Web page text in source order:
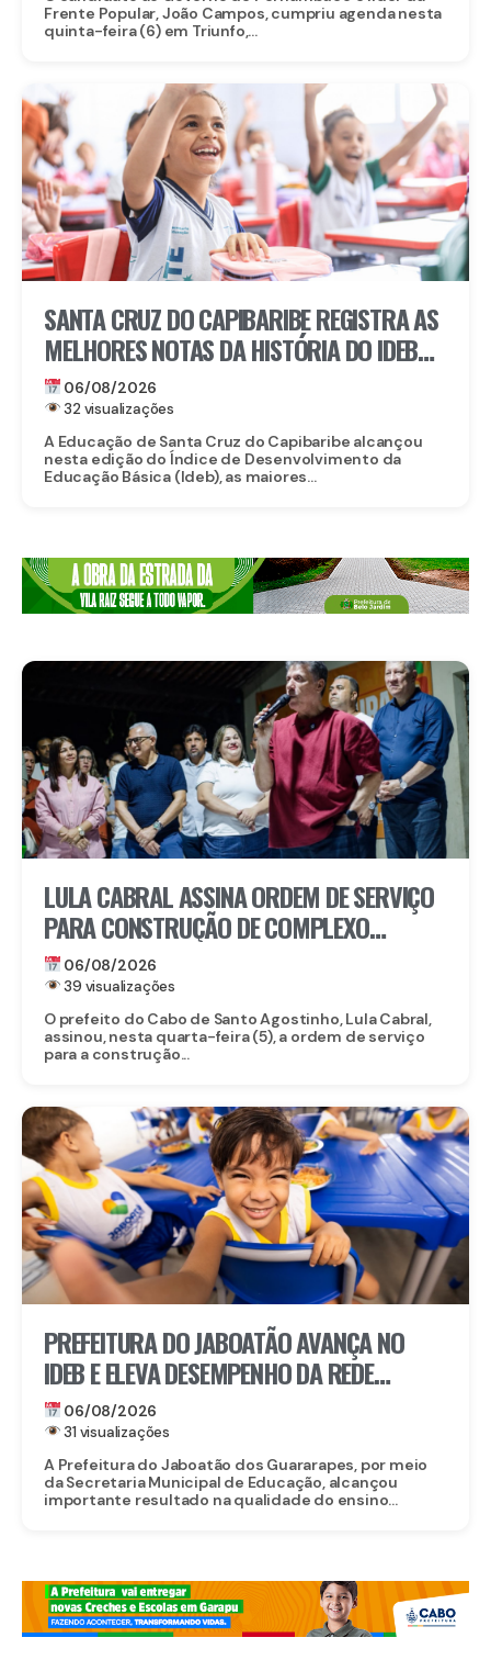
Frente Popular, João Campos, cumpriu agenda nesta
quinta-feira (6) em Triunfo,...
SANTA CRUZ DO CAPIBARIBE REGISTRA AS
MELHORES NOTAS DA HISTÓRIA DO IDEB
NA REDE MUNICIPAL
06/08/2026
32 visualizações
A Educação de Santa Cruz do Capibaribe alcançou
nesta edição do Índice de Desenvolvimento da
Educação Básica (Ideb), as maiores...
LULA CABRAL ASSINA ORDEM DE SERVIÇO
PARA CONSTRUÇÃO DE COMPLEXO
EDUCACIONAL EM SERRARIA
06/08/2026
39 visualizações
O prefeito do Cabo de Santo Agostinho, Lula Cabral,
assinou, nesta quarta-feira (5), a ordem de serviço
para a construção...
PREFEITURA DO JABOATÃO AVANÇA NO
IDEB E ELEVA DESEMPENHO DA REDE
MUNICIPAL DE ENSINO
06/08/2026
31 visualizações
A Prefeitura do Jaboatão dos Guararapes, por meio
da Secretaria Municipal de Educação, alcançou
importante resultado na qualidade do ensino...